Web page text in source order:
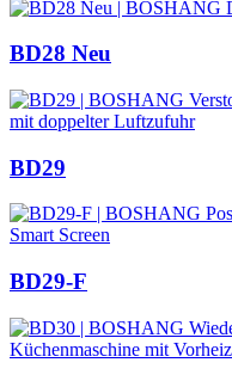
BD28 Neu
BD29
BD29-F